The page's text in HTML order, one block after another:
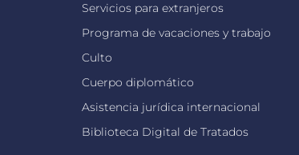
Servicios para extranjeros
Programa de vacaciones y trabajo
Culto
Cuerpo diplomático
Asistencia jurídica internacional
Biblioteca Digital de Tratados